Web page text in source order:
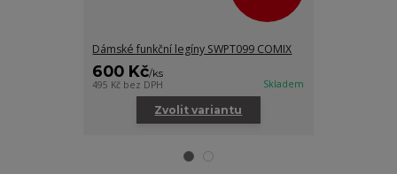
Dámské funkční legíny SWPT099 COMIX
600 Kč/ks
495 Kč bez DPH Skladem
Zvolit variantu